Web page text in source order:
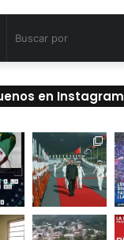
en Instagram